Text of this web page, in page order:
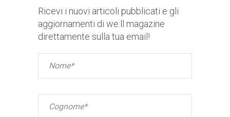
Ricevi i nuovi articoli pubblicati e gli
aggiornamenti di we:ll magazine
direttamente sulla tua email!